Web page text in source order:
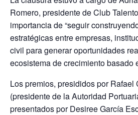
Romero, presidente de Club
importancia de “seguir
estratégicas entre empresas,
civil para generar oportunidades
ecosistema de crecimiento basado
Los premios, presididos por Rafael
(presidente de la Autoridad
presentados por Desiree García